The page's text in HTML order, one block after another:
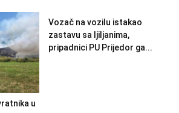
u
Vozač na vozilu istakao
zastavu sa ljiljanima,
pripadnici PU Prijedor ga...